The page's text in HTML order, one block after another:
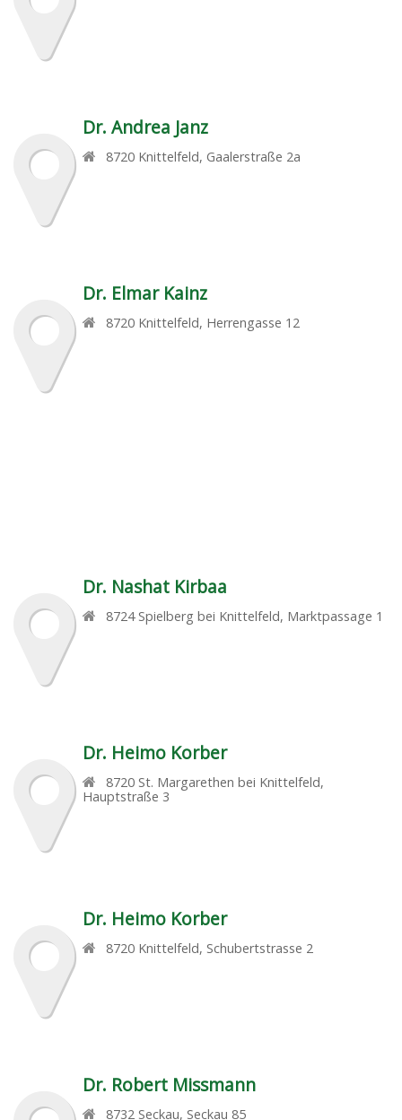
Dr. Andrea Janz
8720 Knittelfeld, Gaalerstraße 2a
Dr. Elmar Kainz
8720 Knittelfeld, Herrengasse 12
Dr. Nashat Kirbaa
8724 Spielberg bei Knittelfeld, Marktpassage 1
Dr. Heimo Korber
8720 St. Margarethen bei Knittelfeld,
Hauptstraße 3
Dr. Heimo Korber
8720 Knittelfeld, Schubertstrasse 2
Dr. Robert Missmann
8732 Seckau, Seckau 85